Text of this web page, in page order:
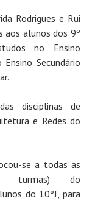
Rodrigues e Rui
aos alunos dos 9º
no Ensino
Secundário
disciplinas de
e Redes do
se a todas as
do
do 10ºJ, para